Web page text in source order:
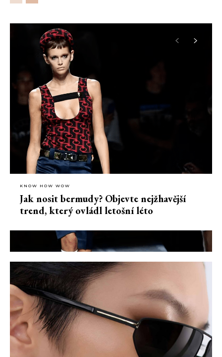
KNOW HOW WOW
Jak nosit bermudy? Objevte nejžhavější
trend, který ovládl letošní léto